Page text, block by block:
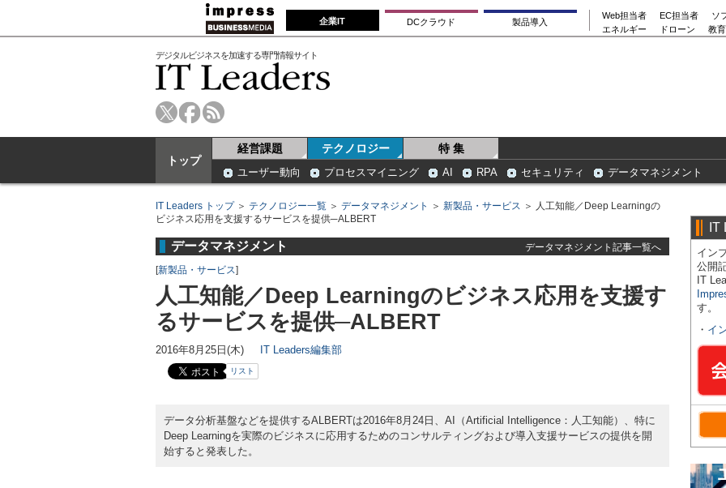
企業IT DCクラウド 製品導入
Web担当者 EC担当者
ソ
エネルギー
ドローン 教
デジタルビジネスを加速する専門情報サイト
トップ
経営課題 テクノロジー 特 集
ユーザー動向 プロセスマイニング AI RPA セキュリティ データマネジメント
IT Leaders トップ＞ テクノロジー一覧 ＞ データマネジメント ＞ 新製品・サービス ＞ 人工知能／Deep Learningの
ビジネス応用を支援するサービスを提供─ALBERT
データマネジメント
データマネジメント記事一覧へ
[新製品・サービス]
人工知能／Deep Learningのビジネス応用を支援す
るサービスを提供─ALBERT
2016年8月25日(木) IT Leaders編集部
リスト
データ分析基盤などを提供するALBERTは2016年8月24日、AI（Artificial Intelligence：人工知能）、特に
Deep Learningを実際のビジネスに応用するためのコンサルティングおよび導入支援サービスの提供を開
始すると発表した。
IT
イン
公開
IT
す。
・ イ